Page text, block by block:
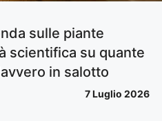
sulle piante
scientifica su quante
in salotto
7 Luglio 2026